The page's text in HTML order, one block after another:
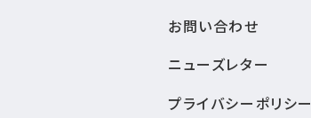
お問い合わせ
ニューズレター
プライバシーポリシー